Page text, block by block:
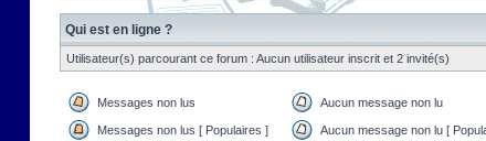
Qui est en ligne ?
Utilisateur(s) parcourant ce forum : Aucun utilisateur inscrit et 2 invité(s)
Messages non lus Aucun message non lu
Messages non lus [ Populaires ] Aucun message non lu [